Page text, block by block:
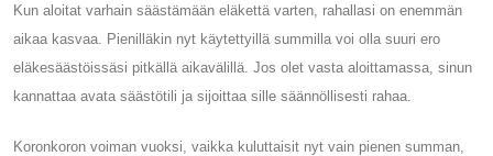
Kun aloitat varhain säästämään eläkettä varten, rahallasi on enemmän
aikaa kasvaa. Pienilläkin nyt käytettyillä summilla voi olla suuri ero
eläkesäästöissäsi pitkällä aikavälillä. Jos olet vasta aloittamassa, sinun
kannattaa avata säästötili ja sijoittaa sille säännöllisesti rahaa.
Koronkoron voiman vuoksi, vaikka kuluttaisit nyt vain pienen summan,